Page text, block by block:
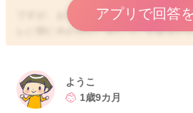
ですが、お子さんは、まだ2歳前です
レに間に合わない、おしっこがあると
など身体的な要素が未発達なことがあ
これらの機能は、3歳くらいになると確
3歳健診でもオムツのお子さんはたくさ
アプリで回答
ようこ
1歳9カ月